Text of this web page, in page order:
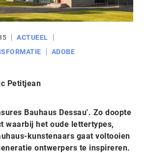
ACTUEEL
ADOBE
Petitjean
Bauhaus Dessau'. Zo doopte
waarbij het oude lettertypes,
kunstenaars gaat voltooien
ontwerpers te inspireren.